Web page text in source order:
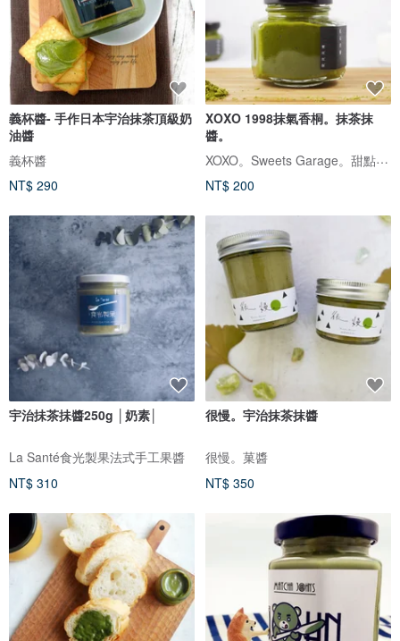
義杯醬- 手作日本宇治抹茶頂級奶
油醬
義杯醬
NT$ 290
XOXO 1998抹氣香桐。抹茶抹
醬。
XOXO。Sweets Garage。甜點小食車
NT$ 200
宇治抺茶抺醬250g │奶素│
La Santé食光製果法式手工果醬
NT$ 310
很慢。宇治抹茶抹醬
很慢。菓醬
NT$ 350